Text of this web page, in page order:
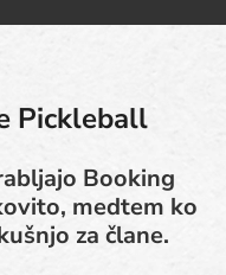
Pickleball
Booking
medtem ko
za člane.